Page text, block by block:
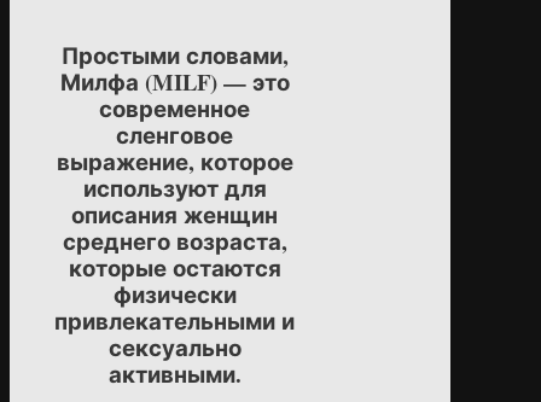
Простыми словами,
Милфа (MILF) — это
современное
сленговое
выражение, которое
используют для
описания женщин
среднего возраста,
которые остаются
физически
привлекательными и
сексуально
активными.